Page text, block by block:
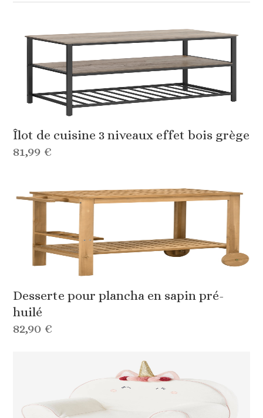
Îlot de cuisine 3 niveaux effet bois grège
81,99 €
Desserte pour plancha en sapin pré-
huilé
82,90 €